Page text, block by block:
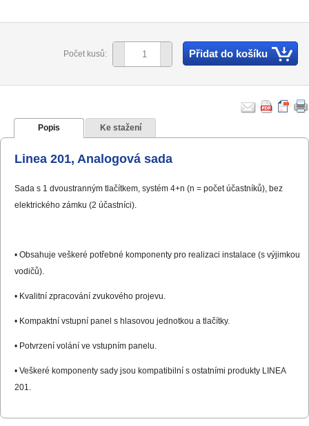
Počet kusů: Přidat do košíku
Popis Ke stažení
Linea 201, Analogová sada
Sada s 1 dvoustranným tlačítkem, systém 4+n (n = počet účastníků), bez
elektrického zámku (2 účastníci).
• Obsahuje veškeré potřebné komponenty pro realizaci instalace (s výjimkou
vodičů).
• Kvalitní zpracování zvukového projevu.
• Kompaktní vstupní panel s hlasovou jednotkou a tlačítky.
• Potvrzení volání ve vstupním panelu.
• Veškeré komponenty sady jsou kompatibilní s ostatními produkty LINEA
201.